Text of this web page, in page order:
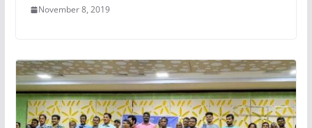
November 8, 2019